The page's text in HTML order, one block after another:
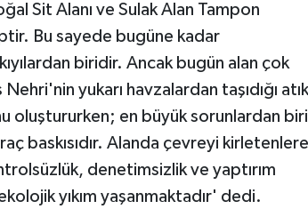
Sit Alanı ve Sulak Alan Tampon
Bu sayede bugüne kadar
biridir. Ancak bugün alan çok
yukarı havzalardan taşıdığı atık
oluştururken; en büyük sorunlardan biri
baskısıdır. Alanda çevreyi kirletenlere
denetimsizlik ve yaptırım
yıkım yaşanmaktadır' dedi.